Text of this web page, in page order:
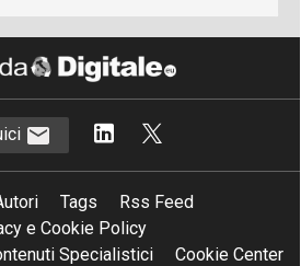
Tags
Rss Feed
e Cookie Policy
Specialistici
Cookie Center